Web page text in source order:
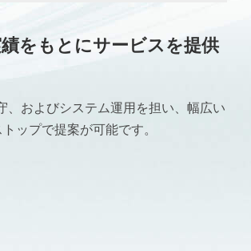
をもとにサービスを提供
、およびシステム運用を担い、幅広い
ップで提案が可能です。